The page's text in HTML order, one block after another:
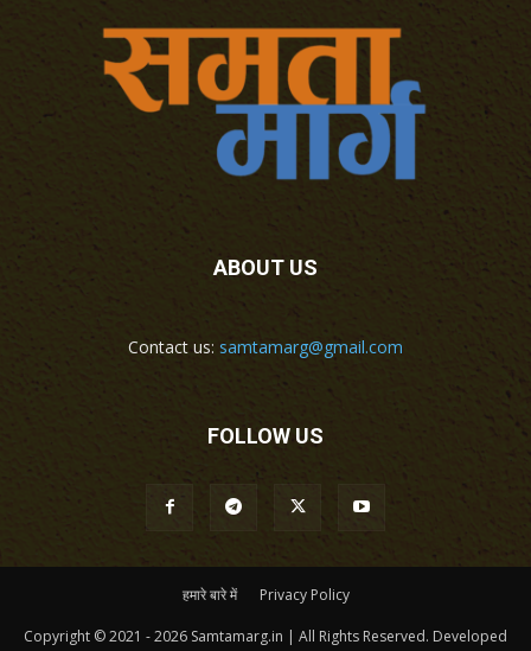
ABOUT US
Contact us: samtamarg@gmail.com
FOLLOW US
हमारे बारे में Privacy Policy
Copyright © 2021 - 2026 Samtamarg.in | All Rights Reserved. Developed